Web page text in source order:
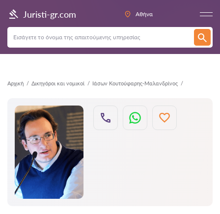
Juristi-gr.com Αθήνα
Αρχική Δικηγόροι και νομικοί Ιάσων Κουτούφαρης-Μαλανδρίνος
Πίσω